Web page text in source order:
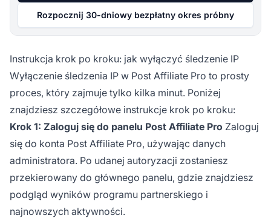
Rozpocznij 30-dniowy bezpłatny okres próbny
Instrukcja krok po kroku: jak wyłączyć śledzenie IP
Wyłączenie śledzenia IP w Post Affiliate Pro to prosty
proces, który zajmuje tylko kilka minut. Poniżej
znajdziesz szczegółowe instrukcje krok po kroku:
Krok 1: Zaloguj się do panelu Post Affiliate Pro Zaloguj
się do konta Post Affiliate Pro, używając danych
administratora. Po udanej autoryzacji zostaniesz
przekierowany do głównego panelu, gdzie znajdziesz
podgląd wyników programu partnerskiego i
najnowszych aktywności.